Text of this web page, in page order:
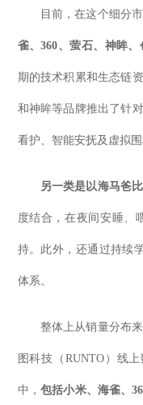
目前，在这个细分
雀、360、萤石、神眸
期的技术积累和生态链
和神眸等品牌推出了针
看护、智能安抚及虚拟
另一类是以海马爸
度结合，在夜间安睡、
持。此外，还通过持续
体系。
整体上从销量分布
图科技（ RUNTO）线上
中， 包括小米、海雀、